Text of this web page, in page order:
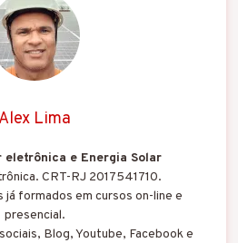
Alex Lima
eletrônica e Energia Solar
CRT-RJ 2017541710.
já formados em cursos on-line e
presencial.
Blog, Youtube, Facebook e